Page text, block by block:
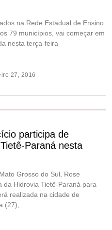
na Rede Estadual de Ensino
79 municípios, vai começar em
nesta terça-feira
27, 2016
participa de
Paraná nesta
Grosso do Sul, Rose
da Hidrovia Tietê-Paraná para
realizada na cidade de
(27),